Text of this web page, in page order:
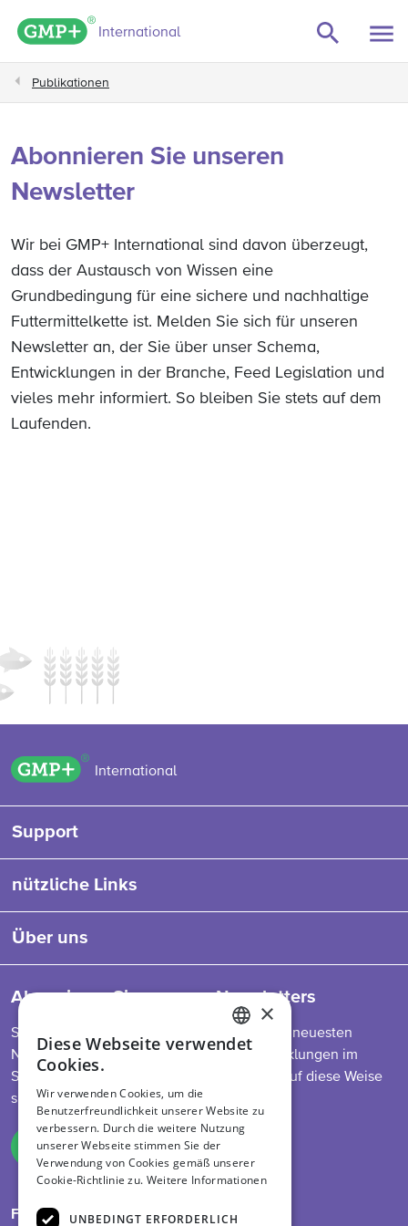
GMP+ logo
International
Publikationen
Abonnieren Sie unseren
Newsletter
Wir bei GMP+ International sind davon überzeugt,
dass der Austausch von Wissen eine
Grundbedingung für eine sichere und nachhaltige
Futtermittelkette ist. Melden Sie sich für unseren
Newsletter an, der Sie über unser Schema,
Entwicklungen in der Branche, Feed Legislation und
vieles mehr informiert. So bleiben Sie stets auf dem
Laufenden.
GMP+ logo
International
Support
nützliche Links
Über uns
Abonnieren Sie unseren Newsletters
So bleiben Sie auf dem Laufenden über die neuesten
Nachrichten zu unserem Programm, Entwicklungen im
Sektor, Futtermittelvorschriften und mehr. Auf diese Weise
sind Sie immer informiert.
Melden Sie sich an
Folge uns auf
ENGLISH
GERMAN
×
Diese Webseite verwendet
Cookies.
Wir verwenden Cookies, um die
Benutzerfreundlichkeit unserer Website zu
verbessern. Durch die weitere Nutzung
unserer Webseite stimmen Sie der
Verwendung von Cookies gemäß unserer
Cookie-Richtlinie zu. Weitere Informationen
UNBEDINGT ERFORDERLICH